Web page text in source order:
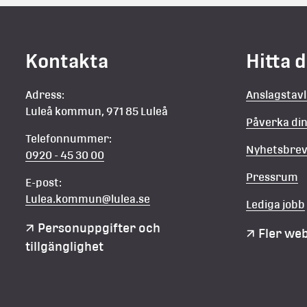
Kontakta
Adress:
Luleå kommun, 971 85 Luleå
Telefonnummer:
0920 - 45 30 00
E-post:
Lulea.kommun@lulea.se
Personuppgifter och
tillgänglighet
Hitta
Påverka
Nyhetsbrev
Pressrum
Lediga jobb
Fler